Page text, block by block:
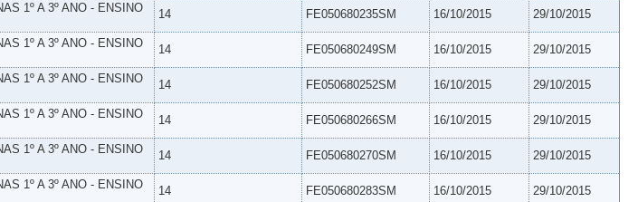
1º A 3º ANO - ENSINO
14 FE050680235SM 16/10/2015 29/10/2015
1º A 3º ANO - ENSINO
14 FE050680249SM 16/10/2015 29/10/2015
1º A 3º ANO - ENSINO
14 FE050680252SM 16/10/2015 29/10/2015
1º A 3º ANO - ENSINO
14 FE050680266SM 16/10/2015 29/10/2015
1º A 3º ANO - ENSINO
14 FE050680270SM 16/10/2015 29/10/2015
1º A 3º ANO - ENSINO
14 FE050680283SM 16/10/2015 29/10/2015